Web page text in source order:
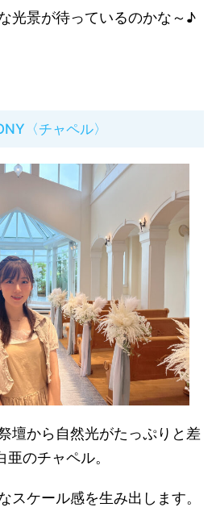
光景が待っているのかな～♪
〈チャペル〉
壇から自然光がたっぷりと差
のチャペル。
スケール感を生み出します。